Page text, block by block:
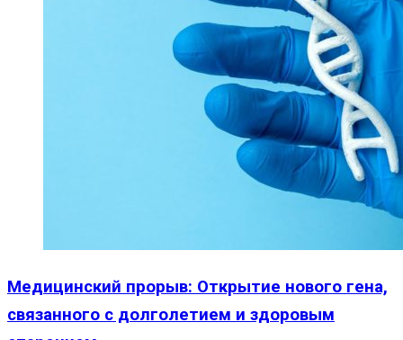
Медицинский прорыв: Открытие нового гена,
связанного с долголетием и здоровым